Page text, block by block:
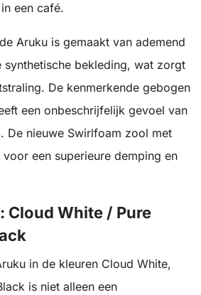
een café.
Aruku is gemaakt van ademend
synthetische bekleding, wat zorgt
De kenmerkende gebogen
een onbeschrijfelijk gevoel van
De nieuwe Swirlfoam zool met
een superieure demping en
Cloud White / Pure
in de kleuren Cloud White,
is niet alleen een